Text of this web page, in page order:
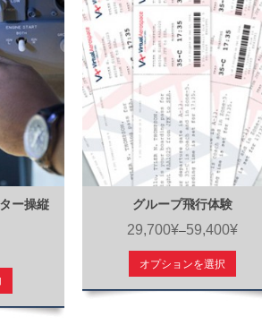
ー操縦
グループ飛行体験
29,700¥–59,400¥
オプションを選択